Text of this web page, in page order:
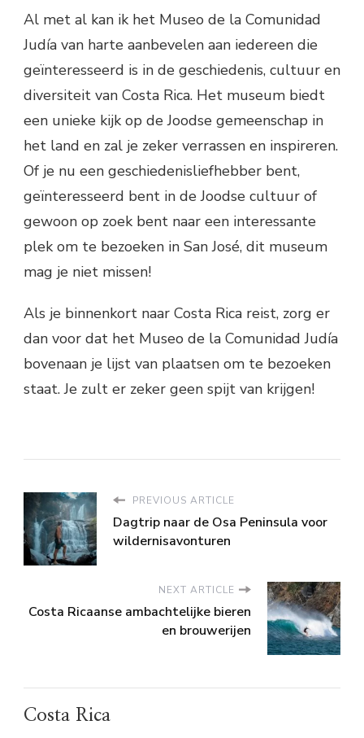
Al met al kan ik het Museo de la Comunidad
Judía van harte aanbevelen aan iedereen die
geïnteresseerd is in de geschiedenis, cultuur en
diversiteit van Costa Rica. Het museum biedt
een unieke kijk op de Joodse gemeenschap in
het land en zal je zeker verrassen en inspireren.
Of je nu een geschiedenisliefhebber bent,
geïnteresseerd bent in de Joodse cultuur of
gewoon op zoek bent naar een interessante
plek om te bezoeken in San José, dit museum
mag je niet missen!
Als je binnenkort naar Costa Rica reist, zorg er
dan voor dat het Museo de la Comunidad Judía
bovenaan je lijst van plaatsen om te bezoeken
staat. Je zult er zeker geen spijt van krijgen!
PREVIOUS ARTICLE
Dagtrip naar de Osa Peninsula voor
wildernisavonturen
NEXT ARTICLE
Costa Ricaanse ambachtelijke bieren
en brouwerijen
Costa Rica